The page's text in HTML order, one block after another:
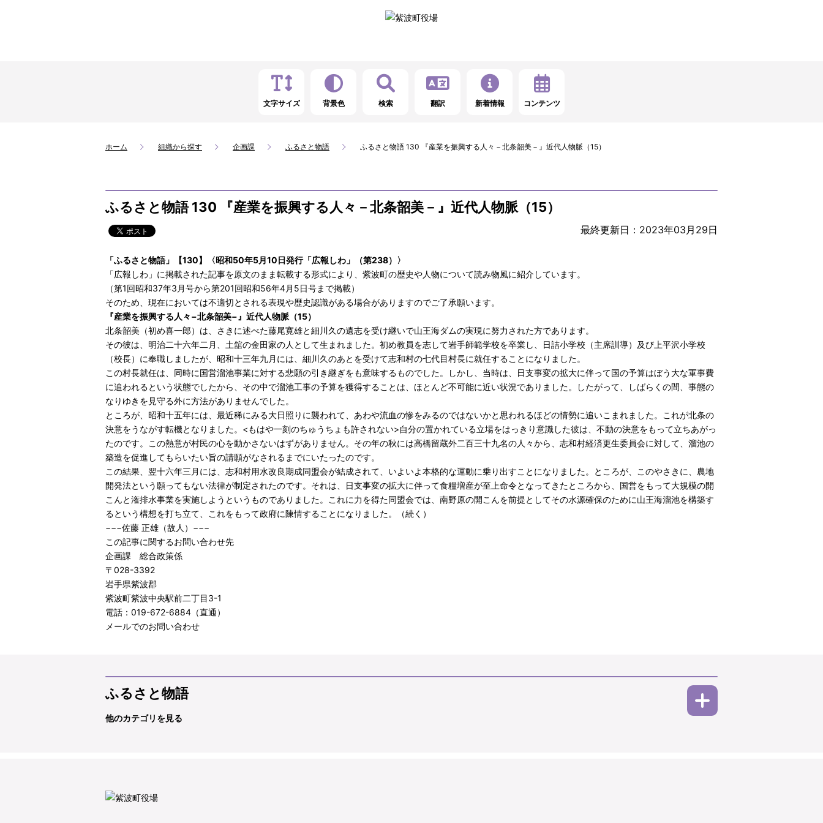
文字サイズ 背景色 検索 翻訳 新着情報 コンテンツ
ホーム 組織から探す 企画課 ふるさと物語 ふるさと物語 130 『産業を振興する人々－北条韶美－』近代人物脈（15）
ふるさと物語 130 『産業を振興する人々－北条韶美－』近代人物脈（15）
最終更新日：2023年03月29日
「ふるさと物語」【130】〈昭和50年5月10日発行「広報しわ」（第238）〉
「広報しわ」に掲載された記事を原文のまま転載する形式により、紫波町の歴史や人物について読み物風に紹介しています。
（第1回昭和37年3月号から第201回昭和56年4月5日号まで掲載）
そのため、現在においては不適切とされる表現や歴史認識がある場合がありますのでご了承願います。
『産業を振興する人々−北条韶美−』近代人物脈（15）
北条韶美（初め喜一郎）は、さきに述べた藤尾寛雄と細川久の遺志を受け継いで山王海ダムの実現に努力された方であります。
その彼は、明治二十六年二月、土舘の金田家の人として生まれました。初め教員を志して岩手師範学校を卒業し、日詰小学校（主席訓導）及び上平沢小学校
（校長）に奉職しましたが、昭和十三年九月には、細川久のあとを受けて志和村の七代目村長に就任することになりました。
この村長就任は、同時に国営溜池事業に対する悲願の引き継ぎをも意味するものでした。しかし、当時は、日支事変の拡大に伴って国の予算はぼう大な軍事費
に追われるという状態でしたから、その中で溜池工事の予算を獲得することは、ほとんど不可能に近い状況でありました。したがって、しばらくの間、事態の
なりゆきを見守る外に方法がありませんでした。
ところが、昭和十五年には、最近稀にみる大日照りに襲われて、あわや流血の惨をみるのではないかと思われるほどの情勢に追いこまれました。これが北条の
決意をうながす転機となりました。<もはや一刻のちゅうちょも許されない>自分の置かれている立場をはっきり意識した彼は、不動の決意をもって立ちあがっ
たのです。この熱意が村民の心を動かさないはずがありません。その年の秋には高橋留蔵外二百三十九名の人々から、志和村経済更生委員会に対して、溜池の
築造を促進してもらいたい旨の請願がなされるまでにいたったのです。
この結果、翌十六年三月には、志和村用水改良期成同盟会が結成されて、いよいよ本格的な運動に乗り出すことになりました。ところが、このやさきに、農地
開発法という願ってもない法律が制定されたのです。それは、日支事変の拡大に伴って食糧増産が至上命令となってきたところから、国営をもって大規模の開
こんと潅排水事業を実施しようというものでありました。これに力を得た同盟会では、南野原の開こんを前提としてその水源確保のために山王海溜池を構築す
るという構想を打ち立て、これをもって政府に陳情することになりました。（続く）
−−−佐藤 正雄（故人）−−−
この記事に関するお問い合わせ先
企画課 総合政策係
〒028-3392
岩手県紫波郡
紫波町紫波中央駅前二丁目3-1
電話：019-672-6884（直通）
メールでのお問い合わせ
ふるさと物語
他のカテゴリを見る